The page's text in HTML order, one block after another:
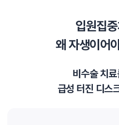
입원집
왜 자생이어
비수술 치
급성 터진 디스